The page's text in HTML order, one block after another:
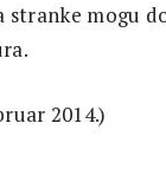
stranke mogu
2014.)